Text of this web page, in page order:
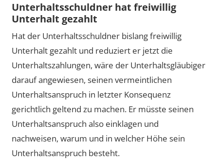
Unterhaltsschuldner hat freiwillig
Unterhalt gezahlt
Hat der Unterhaltsschuldner bislang freiwillig
Unterhalt gezahlt und reduziert er jetzt die
Unterhaltszahlungen, wäre der Unterhaltsgläubiger
darauf angewiesen, seinen vermeintlichen
Unterhaltsanspruch in letzter Konsequenz
gerichtlich geltend zu machen. Er müsste seinen
Unterhaltsanspruch also einklagen und
nachweisen, warum und in welcher Höhe sein
Unterhaltsanspruch besteht.